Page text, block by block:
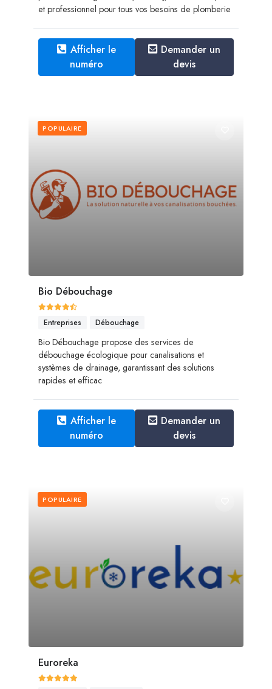
et professionnel pour tous vos besoins de plomberie
Afficher le
numéro
Demander un
devis
POPULAIRE
Bio Débouchage
Entreprises Débouchage
Bio Débouchage propose des services de
débouchage écologique pour canalisations et
systèmes de drainage, garantissant des solutions
rapides et efficac
Afficher le
numéro
Demander un
devis
POPULAIRE
Euroreka